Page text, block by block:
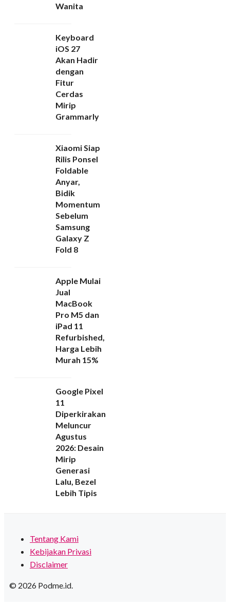
Wanita
Keyboard
iOS 27
Akan Hadir
dengan
Fitur
Cerdas
Mirip
Grammarly
Xiaomi Siap
Rilis Ponsel
Foldable
Anyar,
Bidik
Momentum
Sebelum
Samsung
Galaxy Z
Fold 8
Apple Mulai
Jual
MacBook
Pro M5 dan
iPad 11
Refurbished,
Harga Lebih
Murah 15%
Google Pixel
11
Diperkirakan
Meluncur
Agustus
2026: Desain
Mirip
Generasi
Lalu, Bezel
Lebih Tipis
Tentang Kami
Kebijakan Privasi
Disclaimer
© 2026 Podme.id.